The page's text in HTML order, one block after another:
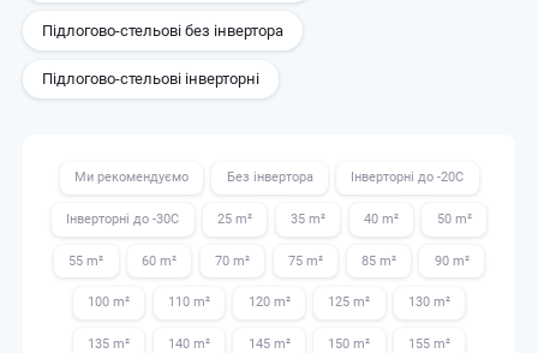
Підлогово-стельові без інвертора
Підлогово-стельові інверторні
Ми рекомендуємо Без інвертора Інверторні до -20С
Інверторні до -30С 25 m² 35 m² 40 m² 50 m²
55 m² 60 m² 70 m² 75 m² 85 m² 90 m²
100 m² 110 m² 120 m² 125 m² 130 m²
135 m² 140 m² 145 m² 150 m² 155 m²